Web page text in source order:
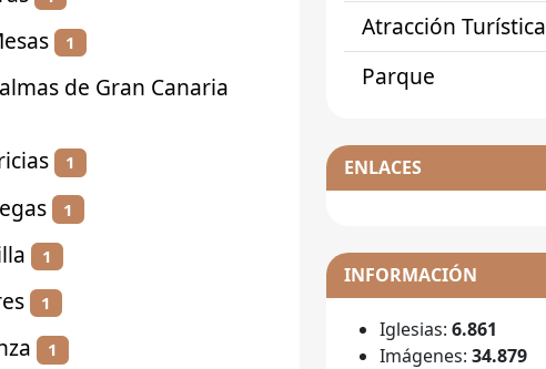
1
de Gran Canaria
1
1
1
1
1
Atracción Turística
Parque
ENLACES
INFORMACIÓN
Iglesias: 6.861
Imágenes: 34.879